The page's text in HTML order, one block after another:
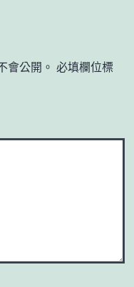
會公開。 必填欄位標